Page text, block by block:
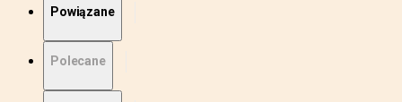
Powiązane
Polecane